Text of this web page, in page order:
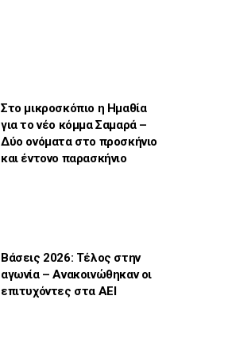
Στο μικροσκόπιο η Ημαθία
για το νέο κόμμα Σαμαρά –
Δύο ονόματα στο προσκήνιο
και έντονο παρασκήνιο
Βάσεις 2026: Τέλος στην
αγωνία – Ανακοινώθηκαν οι
επιτυχόντες στα ΑΕΙ